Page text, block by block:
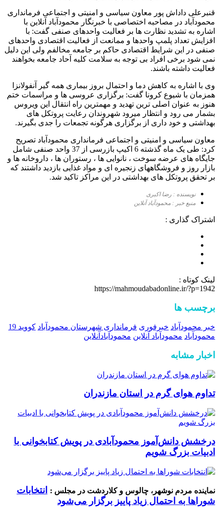
قنبرعلی داداش پور معاون سیاسی و امنیتی و اجتماعی فرمانداری
محمودآباد در مصاحبه اختصاصی با خبرنگار محمودآباد آنلاین با
اشاره به تشدید نظارت ها بر فعالیت واحدهای صنفی گفت: با
افزایش تعداد پلمپ واحدها و ممانعت از فعالیت اقتصادی واحدهای
صنفی در این شرایط اقتصادی حاکم بر جامعه مخالفم ولی این دلیل
نمی شود برخی افراد بی توجه به سلامت کلیه آحاد جامعه بخواهند
فعالیت داشته باشند.
وی با اشاره به کاهش دما و احتمال بروز بیماری همه گیر آنفولانزا
همزمان با شیوع کرونا گفت: برگزاری عروسی ها و مراسمات ختم
هنوز به عنوان اصلی ترین تهدید و مهمترین راه انتقال این ویروس
بشمار می رود و انتظار میرود شهروندان رعایت پروتکل های
بهداشتی و خود داری از برگزاری هرگونه تجمعات را جدی بگیرند.
معاون سیاسی و امنیتی و اجتماعی فرمانداری محمودآباد تصریح
کرد: طی یک ماه گذشته 6 اکیپ بازرسی از 37 واحد صنفی شامل
جایگاه های عرضه سوخت ، نانوایی ها ، رستوران ها ، داروخانه ها و
بازار روز و فروشگاههای زنجیره ای و مواد غذایی بازدید داشتند که
بر تحقق پروتکل های بهداشتی در این مراکز تاکید شد.
نویسنده : رضا اکبری
منبع خبر : محمودآباد آنلاین
اشتراک گذاری :
لینک کوتاه :
https://mahmoudabadonline.ir/?p=1942
برچسب ها
خبر محمودآباد خبرفوری فرمانداری شهرستان محمودآباد کووید 19
محمودآباد محمودآباد آنلاین محمودآبادآنلاین
اخبار مشابه
تداوم هوای گرم در استان مازندران
درخشش دانش‌آموز محمودآبادی در پویش کتابخوانی با
ادبیات بزرگ شویم
نماینده مردم نوشهر، چالوس و کلاردشت در مجلس :
انتخابات
شوراها به احتمال زیاد پاییز برگزار می‌شود